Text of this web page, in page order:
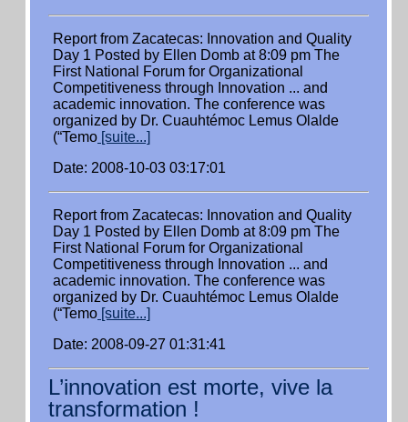
Report from Zacatecas: Innovation and Quality
Day 1 Posted by Ellen Domb at 8:09 pm The
First National Forum for Organizational
Competitiveness through Innovation ... and
academic innovation. The conference was
organized by Dr. Cuauhtémoc Lemus Olalde
(“Temo [suite...]
Date: 2008-10-03 03:17:01
Report from Zacatecas: Innovation and Quality
Day 1 Posted by Ellen Domb at 8:09 pm The
First National Forum for Organizational
Competitiveness through Innovation ... and
academic innovation. The conference was
organized by Dr. Cuauhtémoc Lemus Olalde
(“Temo [suite...]
Date: 2008-09-27 01:31:41
L’innovation est morte, vive la
transformation !